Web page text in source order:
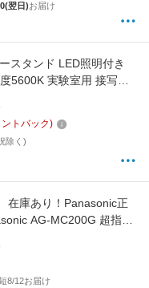
翌日)お届け
スタンド LED照明付き
5600K 実験室用 接写撮
ーブランド 撮影台 コピ
トバック)
除く)
在庫あり！Panasonic正
AG-MC200G 超指向
8/12お届け